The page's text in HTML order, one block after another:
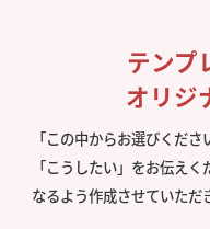
テンプ
オリジ
「この中からお選びくだ
「こうしたい」をお伝え
なるよう作成させていただ